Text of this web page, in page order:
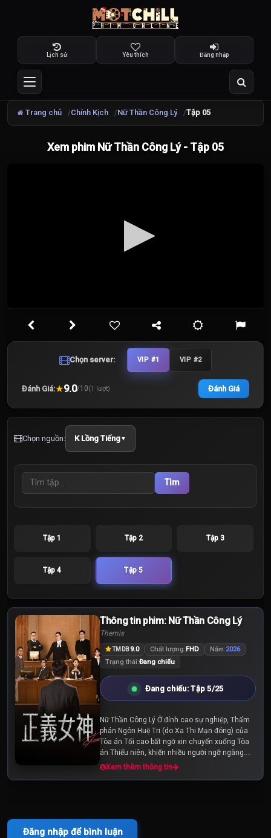
Lịch sử Yêu thích Đăng nhập
Trang chủ Chính Kịch Nữ Thần Công Lý Tập 05
Xem phim Nữ Thần Công Lý - Tập 05
Chọn server: VIP #1 VIP #2
Đánh Giá:★9.0/10(1 lượt) Đánh Giá
Chọn nguồn: K Lồng Tiếng▼
Tìm
Tập 1 Tập 2 Tập 3
Tập 4 Tập 5
Thông tin phim: Nữ Thần Công Lý
Themis
TMDB9.0 Chất lượng:FHD Năm:2026
Trạng thái:Đang chiếu
Đang chiếu: Tập 5/25
Nữ Thần Công Lý Ở đỉnh cao sự nghiệp, Thẩm
phán Ngôn Huệ Tri (do Xa Thi Mạn đóng) của
Tòa án Tối cao bất ngờ xin chuyển xuống Tòa
án Thiếu niên, khiến nhiều người ngỡ ngàng.
Không chỉ từ bỏ tiền đồ đang rộng mở, quyết
Xem thêm thông tin
Đăng nhập để bình luận